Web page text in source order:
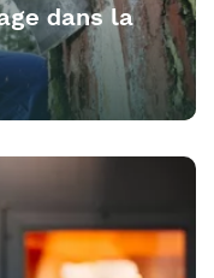
dans la